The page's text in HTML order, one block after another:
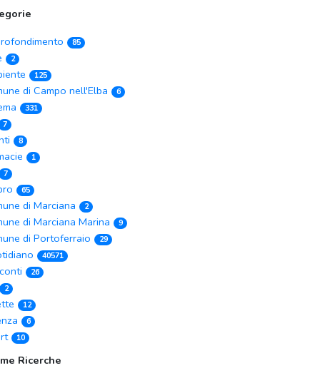
85
2
125
di Campo nell'Elba 6
331
7
8
1
7
65
di Marciana 2
di Marciana Marina 9
di Portoferraio 29
40571
26
2
12
6
10
Ricerche